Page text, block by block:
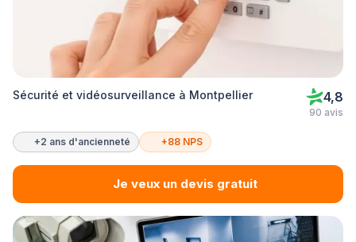
Sécurité et vidéosurveillance à Montpellier 4,8
90 avis
+2 ans d'ancienneté +88 NPS
Je veux un devis gratuit